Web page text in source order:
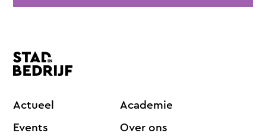
Actueel
Events
Academie
Over ons